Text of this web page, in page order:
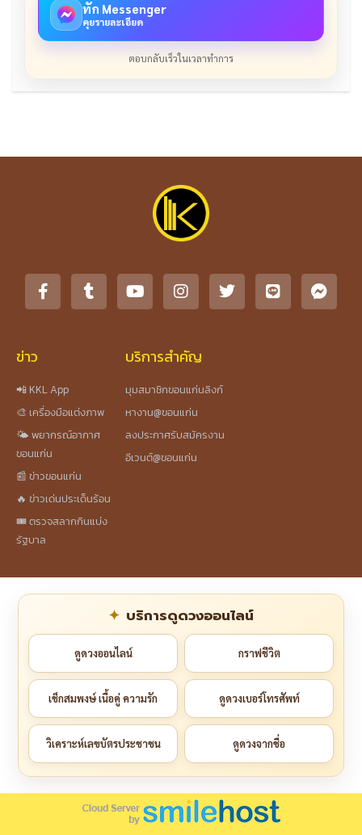
ทัก Messenger
คุยรายละเอียด
ตอบกลับเร็วในเวลาทำการ
ข่าว
📲 KKL App
🎨 เครื่องมือแต่งภาพ
🌤️ พยากรณ์อากาศ
ขอนแก่น
📰 ข่าวขอนแก่น
🔥 ข่าวเด่นประเด็นร้อน
🎟️ ตรวจสลากกินแบ่ง
รัฐบาล
บริการสำคัญ
มุมสมาชิกขอนแก่นลิงก์
หางาน@ขอนแก่น
ลงประกาศรับสมัครงาน
อีเวนต์@ขอนแก่น
บริการดูดวงออนไลน์
ดูดวงออนไลน์ กราฟชีวิต
เช็กสมพงษ์ เนื้อคู่ ความรัก ดูดวงเบอร์โทรศัพท์
วิเคราะห์เลขบัตรประชาชน ดูดวงจากชื่อ